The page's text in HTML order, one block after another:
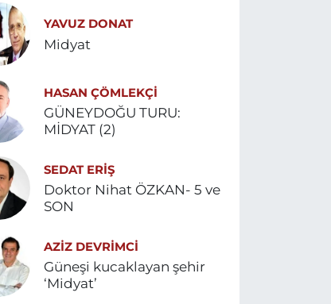
YAVUZ DONAT
Midyat
HASAN ÇÖMLEKÇİ
GÜNEYDOĞU TURU:
MİDYAT (2)
SEDAT ERİŞ
Doktor Nihat ÖZKAN- 5 ve
SON
AZIZ DEVRIMCI
Güneşi kucaklayan şehir
‘Midyat’